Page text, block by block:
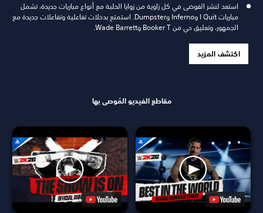
استعد لنشر الفوضى في كل زاوية من زوايا الحلبة مع أنواع مباريات جديدة، تشمل
مباريات I Quit وInferno وDumpster. استمتع بدخلات تفاعلية وتفاعلات جديدة مع
الجمهور، وتعليق حي من Booker T وWade Barrett.
اكتشف المزيد
مقاطع الفيديو المُوصى بها